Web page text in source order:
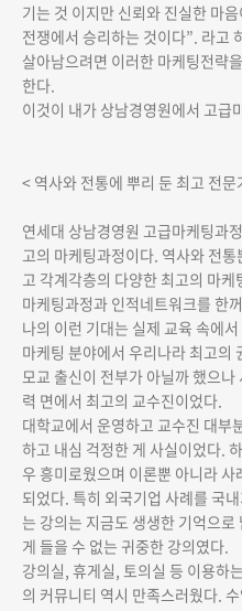
기는 것 이지만 신뢰와 진실한 마
전쟁에서 승리하는 것이다”. 라고
살아남으려면 이러한 마케팅전략
한다.
이것이 내가 상남경영원에서 고급
< 역사와 전통에 뿌리 둔 최고 전
연세대 상남경영원 고급마케팅과
고의 마케팅과정이다. 역사와 전
고 각계각층의 다양한 최고의 마
마케팅과정과 인적네트워크를 한
나의 이런 기대는 실제 교육 속에
마케팅 분야에서 우리나라 최고의
모교 출신이 전부가 아닐까 했으
력 면에서 최고의 교수진이었다.
대학교에서 운영하고 교수진 대부
하고 내심 걱정한 게 사실이었다.
우 흥미로웠으며 이론뿐 아니라
되었다. 특히 외국기업 사례를 국
는 강의는 지금도 생생한 기억으
게 들을 수 없는 귀중한 강의였다.
강의실, 휴게실, 토의실 등 이용하
의 커뮤니티 역시 만족스러웠다.